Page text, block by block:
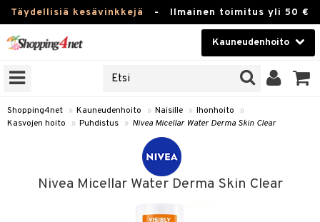
Täydellisiä kesävinkkejä - Ilmainen toimitus yli 50 €
Kauneudenhoito
Kauneudenhoito
Piilolinssit
Fitness
Shopping4net » Kauneudenhoito » Naisille » Ihonhoito
»
Kasvojen hoito
» Puhdistus » Nivea Micellar Water Derma Skin Clear
Nivea Micellar Water Derma Skin Clear